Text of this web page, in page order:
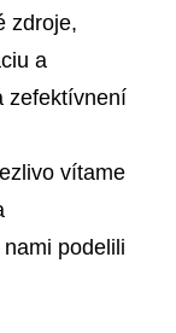
zdroje,
a
zefektívnení
vítame
podelili